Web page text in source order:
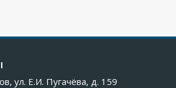
ул. Е.И. Пугачёва, д. 159